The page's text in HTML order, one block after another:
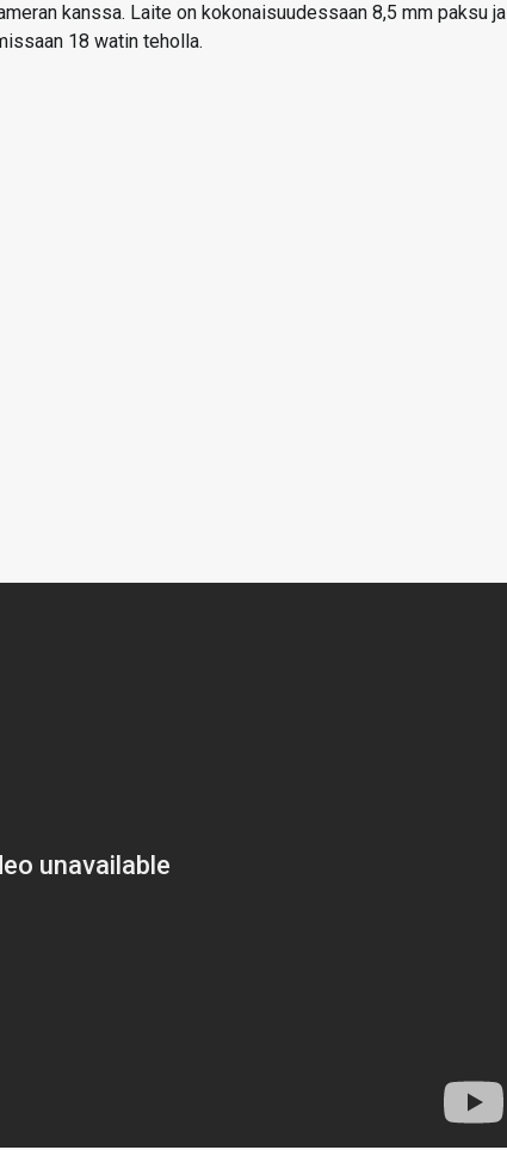
kanssa. Laite on kokonaisuudessaan 8,5 mm paksu ja
18 watin teholla.